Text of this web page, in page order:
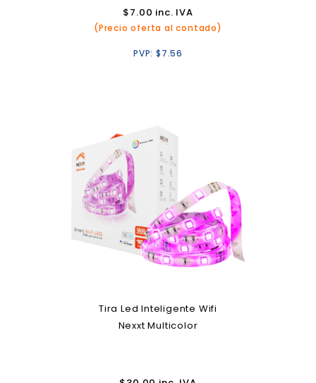
$7.00 inc. IVA
(Precio oferta al contado)
PVP: $7.56
Tira Led Inteligente Wifi
Nexxt Multicolor